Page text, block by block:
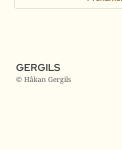
GERGILS
© Håkan Gergils